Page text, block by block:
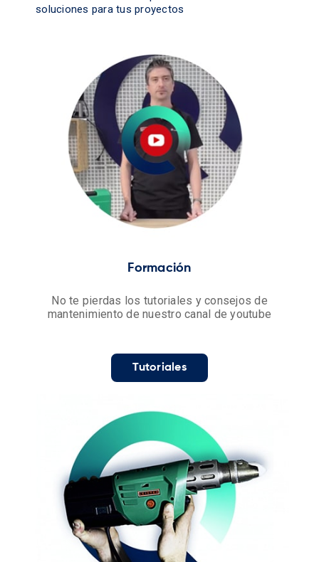
soluciones para tus proyectos
Formación
No te pierdas los tutoriales y consejos de
mantenimiento de nuestro canal de youtube
Tutoriales